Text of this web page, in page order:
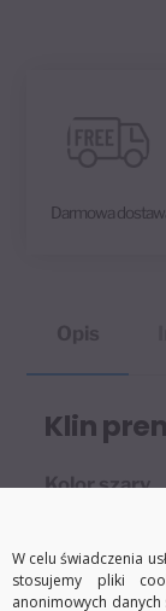
Darmowa
Klin
Kolor szary
Klin zapewnia
W celu świadczenia
stosujemy pliki
anonimowych danych